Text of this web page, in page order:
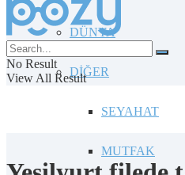
DÜNYA
DİĞER
SEYAHAT
MUTFAK
No Result
View All Result